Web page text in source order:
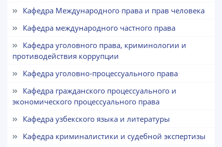
Кафедра Международного права и прав человека
Кафедра международного частного права
Кафедра уголовного права, криминологии и
противодействия коррупции
Кафедра уголовно-процессуального права
Кафедра гражданского процессуального и
экономического процессуального права
Кафедра узбекского языка и литературы
Кафедра криминалистики и судебной экспертизы
Онлайн
Здравствуйте! Добро пожаловать в чат приёмной
комиссии ТГЮУ.
Оставляйте здесь свои обращения по
конкретные вопросы: